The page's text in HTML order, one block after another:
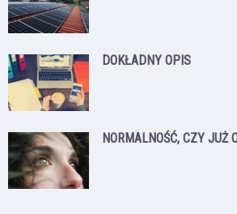
DOKŁADNY OPIS
NORMALNOŚĆ, CZY JUŻ